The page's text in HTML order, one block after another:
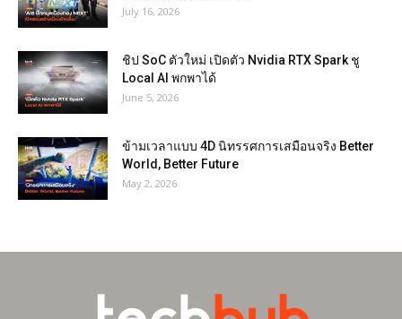
July 16, 2026
ชิป SoC ตัวใหม่ เปิดตัว Nvidia RTX Spark ชู
Local AI พกพาได้
June 5, 2026
ข้ามเวลาแบบ 4D นิทรรศการเสมือนจริง Better
World, Better Future
May 2, 2026